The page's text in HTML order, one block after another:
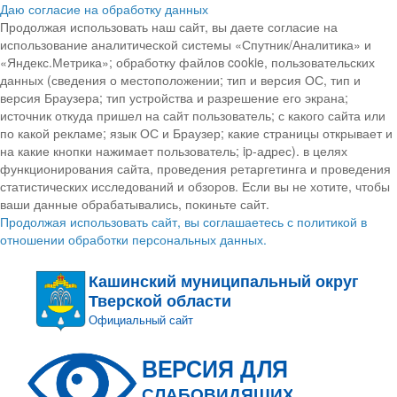
Даю согласие на обработку данных
Продолжая использовать наш сайт, вы даете согласие на
использование аналитической системы «Спутник/Аналитика» и
«Яндекс.Метрика»; обработку файлов cookie, пользовательских
данных (сведения о местоположении; тип и версия ОС, тип и
версия Браузера; тип устройства и разрешение его экрана;
источник откуда пришел на сайт пользователь; с какого сайта или
по какой рекламе; язык ОС и Браузер; какие страницы открывает и
на какие кнопки нажимает пользователь; ip-адрес). в целях
функционирования сайта, проведения ретаргетинга и проведения
статистических исследований и обзоров. Если вы не хотите, чтобы
ваши данные обрабатывались, покиньте сайт.
Продолжая использовать сайт, вы соглашаетесь с политикой в
отношении обработки персональных данных.